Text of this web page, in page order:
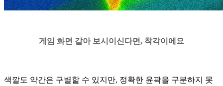
게임 화면 같아 보시이신다면, 착각이에요
색깔도 약간은 구별할 수 있지만, 정확한 윤곽을 구분하지 못